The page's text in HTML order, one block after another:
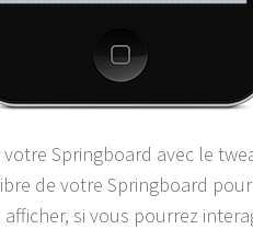
Springboard avec le
de votre Springboard
si vous pourrez